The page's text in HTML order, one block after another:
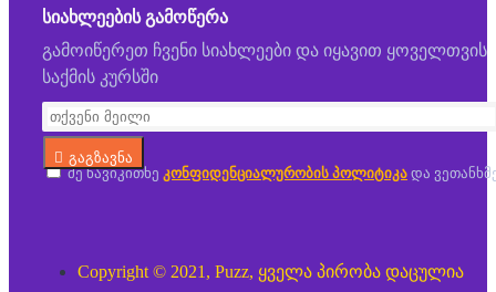
ᲡᲘᲐᲮᲚᲔᲔᲑᲘᲡ ᲒᲐᲛᲝᲬᲔᲠᲐ
გამოიწერეთ ჩვენი სიახლეები და იყავით ყოველთვის
საქმის კურსში
გაგზავნა
მე წავიკითხე კონფიდენციალურობის პოლიტიკა და
Copyright © 2021, Puzz, ყველა პირობა დაცულია